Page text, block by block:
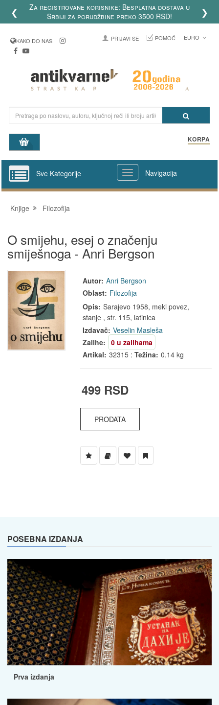
❮
Za registrovane korisnike: Besplatna dostava u
Srbiji za porudžbine preko 3500 RSD!
❯
KAKO DO NAS PRIJAVI SE POMOĆ EURO
KORPA
Sve Kategorije Navigacija
Knjige Filozofija
O smijehu, esej o značenju
smiješnoga - Anri Bergson
Autor: Anri Bergson
Oblast: Filozofija
Opis: Sarajevo 1958, meki povez,
stanje , str. 115, latinica
Izdavač: Veselin Masleša
Zalihe:
0 u zalihama
Artikal: 32315 :Težina: 0.14 kg
499 RSD
PRODATA
POSEBNA IZDANJA
Prva izdanja